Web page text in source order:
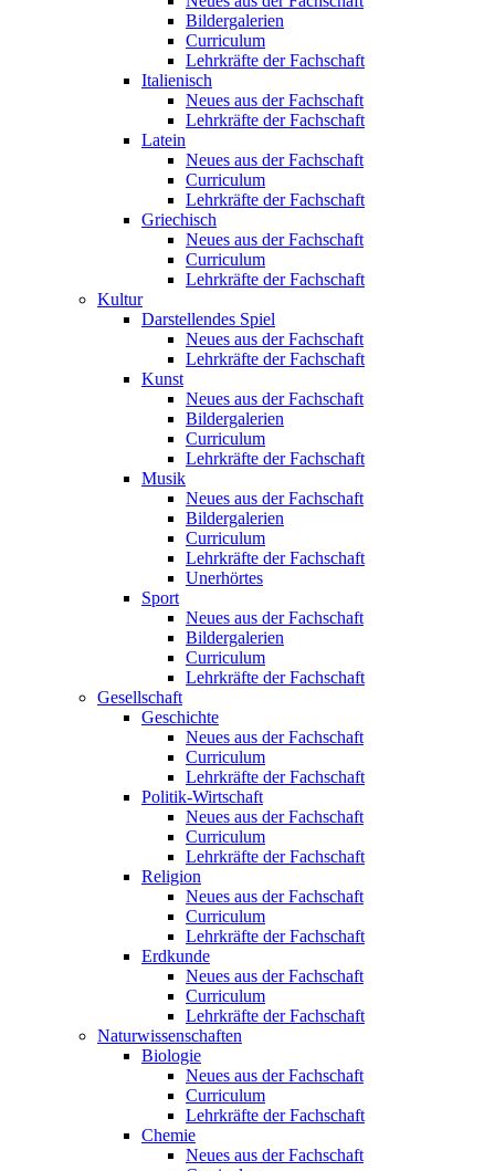
Bildergalerien
Curriculum
Lehrkräfte der Fachschaft
Italienisch
Neues aus der Fachschaft
Lehrkräfte der Fachschaft
Latein
Neues aus der Fachschaft
Curriculum
Lehrkräfte der Fachschaft
Griechisch
Neues aus der Fachschaft
Curriculum
Lehrkräfte der Fachschaft
Kultur
Darstellendes Spiel
Neues aus der Fachschaft
Lehrkräfte der Fachschaft
Kunst
Neues aus der Fachschaft
Bildergalerien
Curriculum
Lehrkräfte der Fachschaft
Musik
Neues aus der Fachschaft
Bildergalerien
Curriculum
Lehrkräfte der Fachschaft
Unerhörtes
Sport
Neues aus der Fachschaft
Bildergalerien
Curriculum
Lehrkräfte der Fachschaft
Gesellschaft
Geschichte
Neues aus der Fachschaft
Curriculum
Lehrkräfte der Fachschaft
Politik-Wirtschaft
Neues aus der Fachschaft
Curriculum
Lehrkräfte der Fachschaft
Religion
Neues aus der Fachschaft
Curriculum
Lehrkräfte der Fachschaft
Erdkunde
Neues aus der Fachschaft
Curriculum
Lehrkräfte der Fachschaft
Naturwissenschaften
Biologie
Neues aus der Fachschaft
Curriculum
Lehrkräfte der Fachschaft
Chemie
Neues aus der Fachschaft